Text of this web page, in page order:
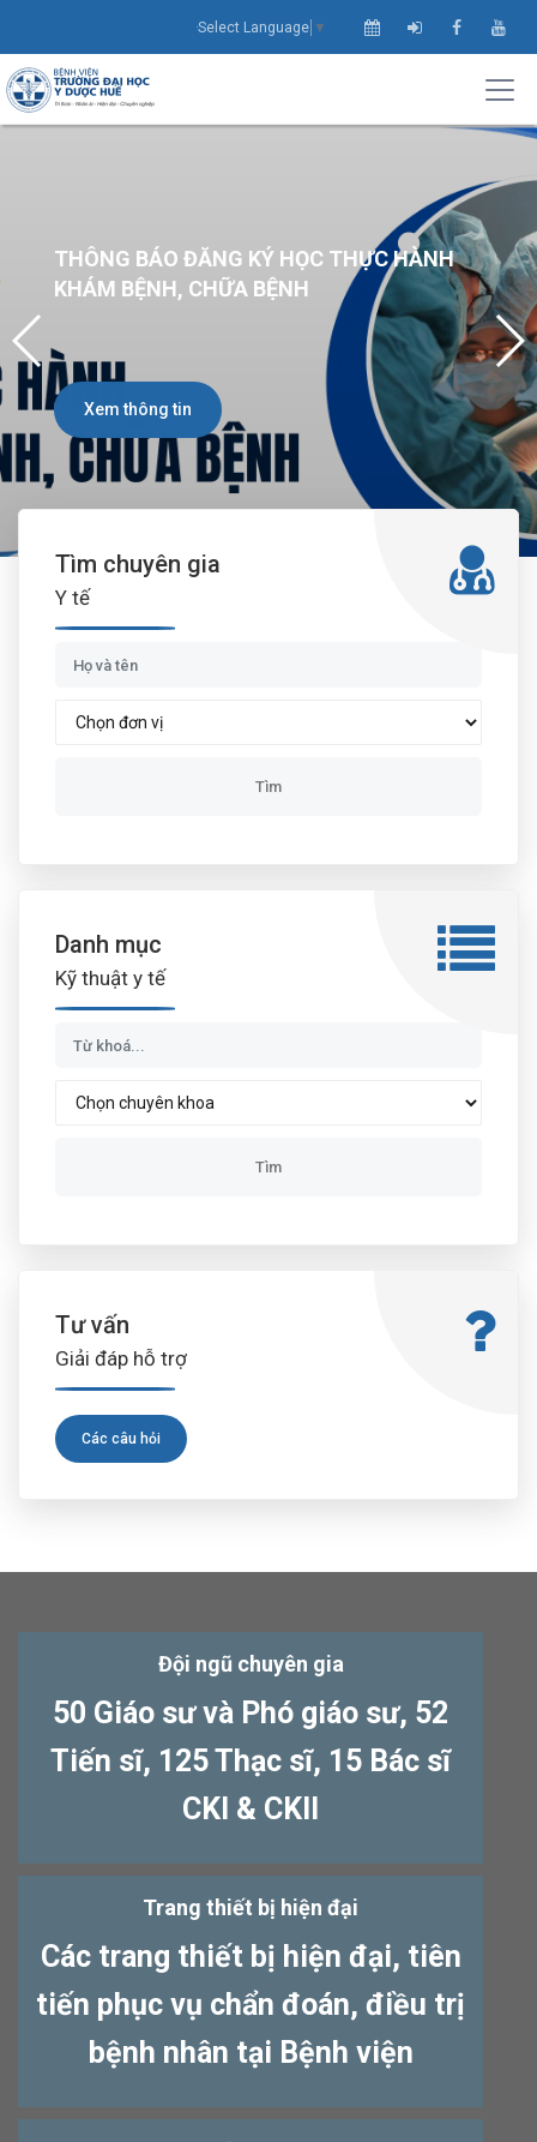
Select Language ▼
THÔNG BÁO ĐĂNG KÝ HỌC THỰC HÀNH
KHÁM BỆNH, CHỮA BỆNH
Xem thông tin
Tìm chuyên gia
Y tế
Danh mục
Kỹ thuật y tế
Tư vấn
Giải đáp hỗ trợ
Các câu hỏi
Đội ngũ chuyên gia
50 Giáo sư và Phó giáo sư, 52
Tiến sĩ, 125 Thạc sĩ, 15 Bác sĩ
CKI & CKII
Trang thiết bị hiện đại
Các trang thiết bị hiện đại, tiên
tiến phục vụ chẩn đoán, điều trị
bệnh nhân tại Bệnh viện